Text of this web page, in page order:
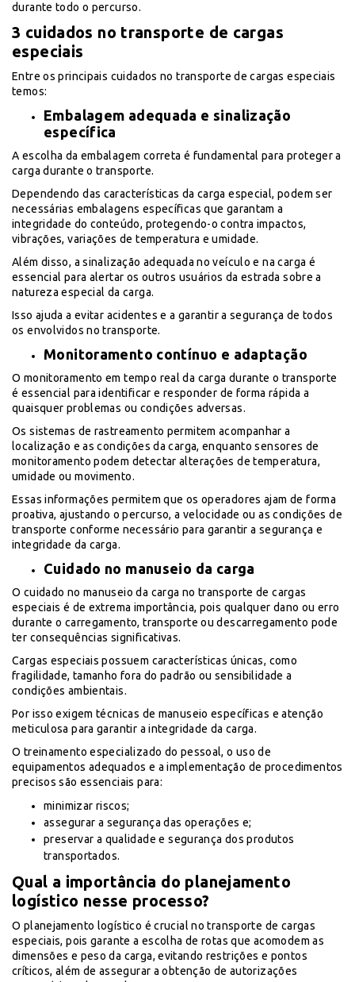
durante todo o percurso.
3 cuidados no transporte de cargas
especiais
Entre os principais cuidados no transporte de cargas especiais
temos:
Embalagem adequada e sinalização
específica
A escolha da embalagem correta é fundamental para proteger a
carga durante o transporte.
Dependendo das características da carga especial, podem ser
necessárias embalagens específicas que garantam a
integridade do conteúdo, protegendo-o contra impactos,
vibrações, variações de temperatura e umidade.
Além disso, a sinalização adequada no veículo e na carga é
essencial para alertar os outros usuários da estrada sobre a
natureza especial da carga.
Isso ajuda a evitar acidentes e a garantir a segurança de todos
os envolvidos no transporte.
Monitoramento contínuo e adaptação
O monitoramento em tempo real da carga durante o transporte
é essencial para identificar e responder de forma rápida a
quaisquer problemas ou condições adversas.
Os sistemas de rastreamento permitem acompanhar a
localização e as condições da carga, enquanto sensores de
monitoramento podem detectar alterações de temperatura,
umidade ou movimento.
Essas informações permitem que os operadores ajam de forma
proativa, ajustando o percurso, a velocidade ou as condições de
transporte conforme necessário para garantir a segurança e
integridade da carga.
Cuidado no manuseio da carga
O cuidado no manuseio da carga no transporte de cargas
especiais é de extrema importância, pois qualquer dano ou erro
durante o carregamento, transporte ou descarregamento pode
ter consequências significativas.
Cargas especiais possuem características únicas, como
fragilidade, tamanho fora do padrão ou sensibilidade a
condições ambientais.
Por isso exigem técnicas de manuseio específicas e atenção
meticulosa para garantir a integridade da carga.
O treinamento especializado do pessoal, o uso de
equipamentos adequados e a implementação de procedimentos
precisos são essenciais para:
minimizar riscos;
assegurar a segurança das operações e;
preservar a qualidade e segurança dos produtos
transportados.
Qual a importância do planejamento
logístico nesse processo?
O planejamento logístico é crucial no transporte de cargas
especiais, pois garante a escolha de rotas que acomodem as
dimensões e peso da carga, evitando restrições e pontos
críticos, além de assegurar a obtenção de autorizações